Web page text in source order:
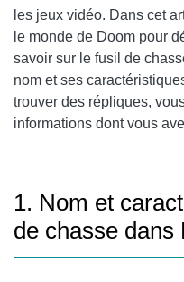
les jeux vidéo. Dans cet
le monde de Doom pour
savoir sur le fusil de
nom et ses
trouver des répliques,
informations dont vous
1. Nom et
de chasse dans